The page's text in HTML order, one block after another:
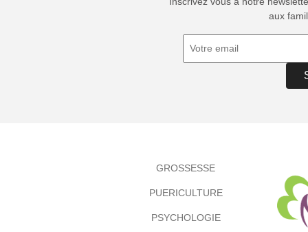
aux
GROSSESSE
PUERICULTURE
PSYCHOLOGIE